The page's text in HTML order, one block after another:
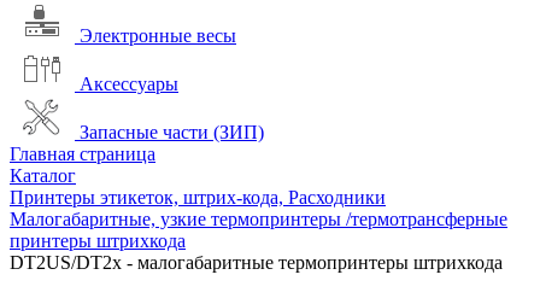
Электронные весы
Аксессуары
Запасные части (ЗИП)
Главная страница
Каталог
Принтеры этикеток, штрих-кода, Расходники
Малогабаритные, узкие термопринтеры /термотрансферные
принтеры штрихкода
DT2US/DT2x - малогабаритные термопринтеры штрихкода